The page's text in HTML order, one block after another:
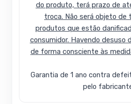
do produto, terá prazo de
troca. Não será objeto de
produtos que estão
consumidor. Havendo desuso
de forma consciente às
Garantia de 1 ano contra
pelo